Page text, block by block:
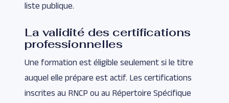
liste publique.
La validité des certifications
professionnelles
Une formation est éligible seulement si le titre
auquel elle prépare est actif. Les certifications
inscrites au RNCP ou au Répertoire Spécifique